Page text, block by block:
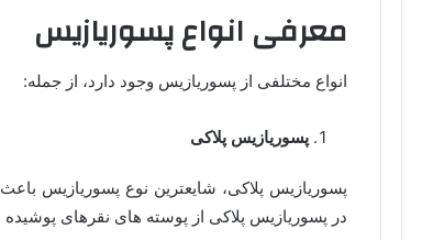
معرفی انواع پسوریازیس
انواع مختلفی از پسوریازیس وجود دارد، از جمله:
پسوریازیس پلاکی
پسوریازیس پلاکی، شایع­ترین نوع پسوریازیس
در پسوریازیس پلاکی از پوسته­ های نقره­ای